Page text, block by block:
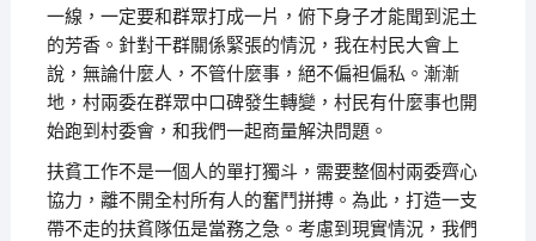
一線，一定要和群眾打成一片，俯下身子才能聞到泥土
的芳香。針對干群關係緊張的情況，我在村民大會上
說，無論什麼人，不管什麼事，絕不偏袒偏私。漸漸
地，村兩委在群眾中口碑發生轉變，村民有什麼事也開
始跑到村委會，和我們一起商量解決問題。
扶貧工作不是一個人的單打獨斗，需要整個村兩委齊心
協力，離不開全村所有人的奮鬥拼搏。為此，打造一支
帶不走的扶貧隊伍是當務之急。考慮到現實情況，我們